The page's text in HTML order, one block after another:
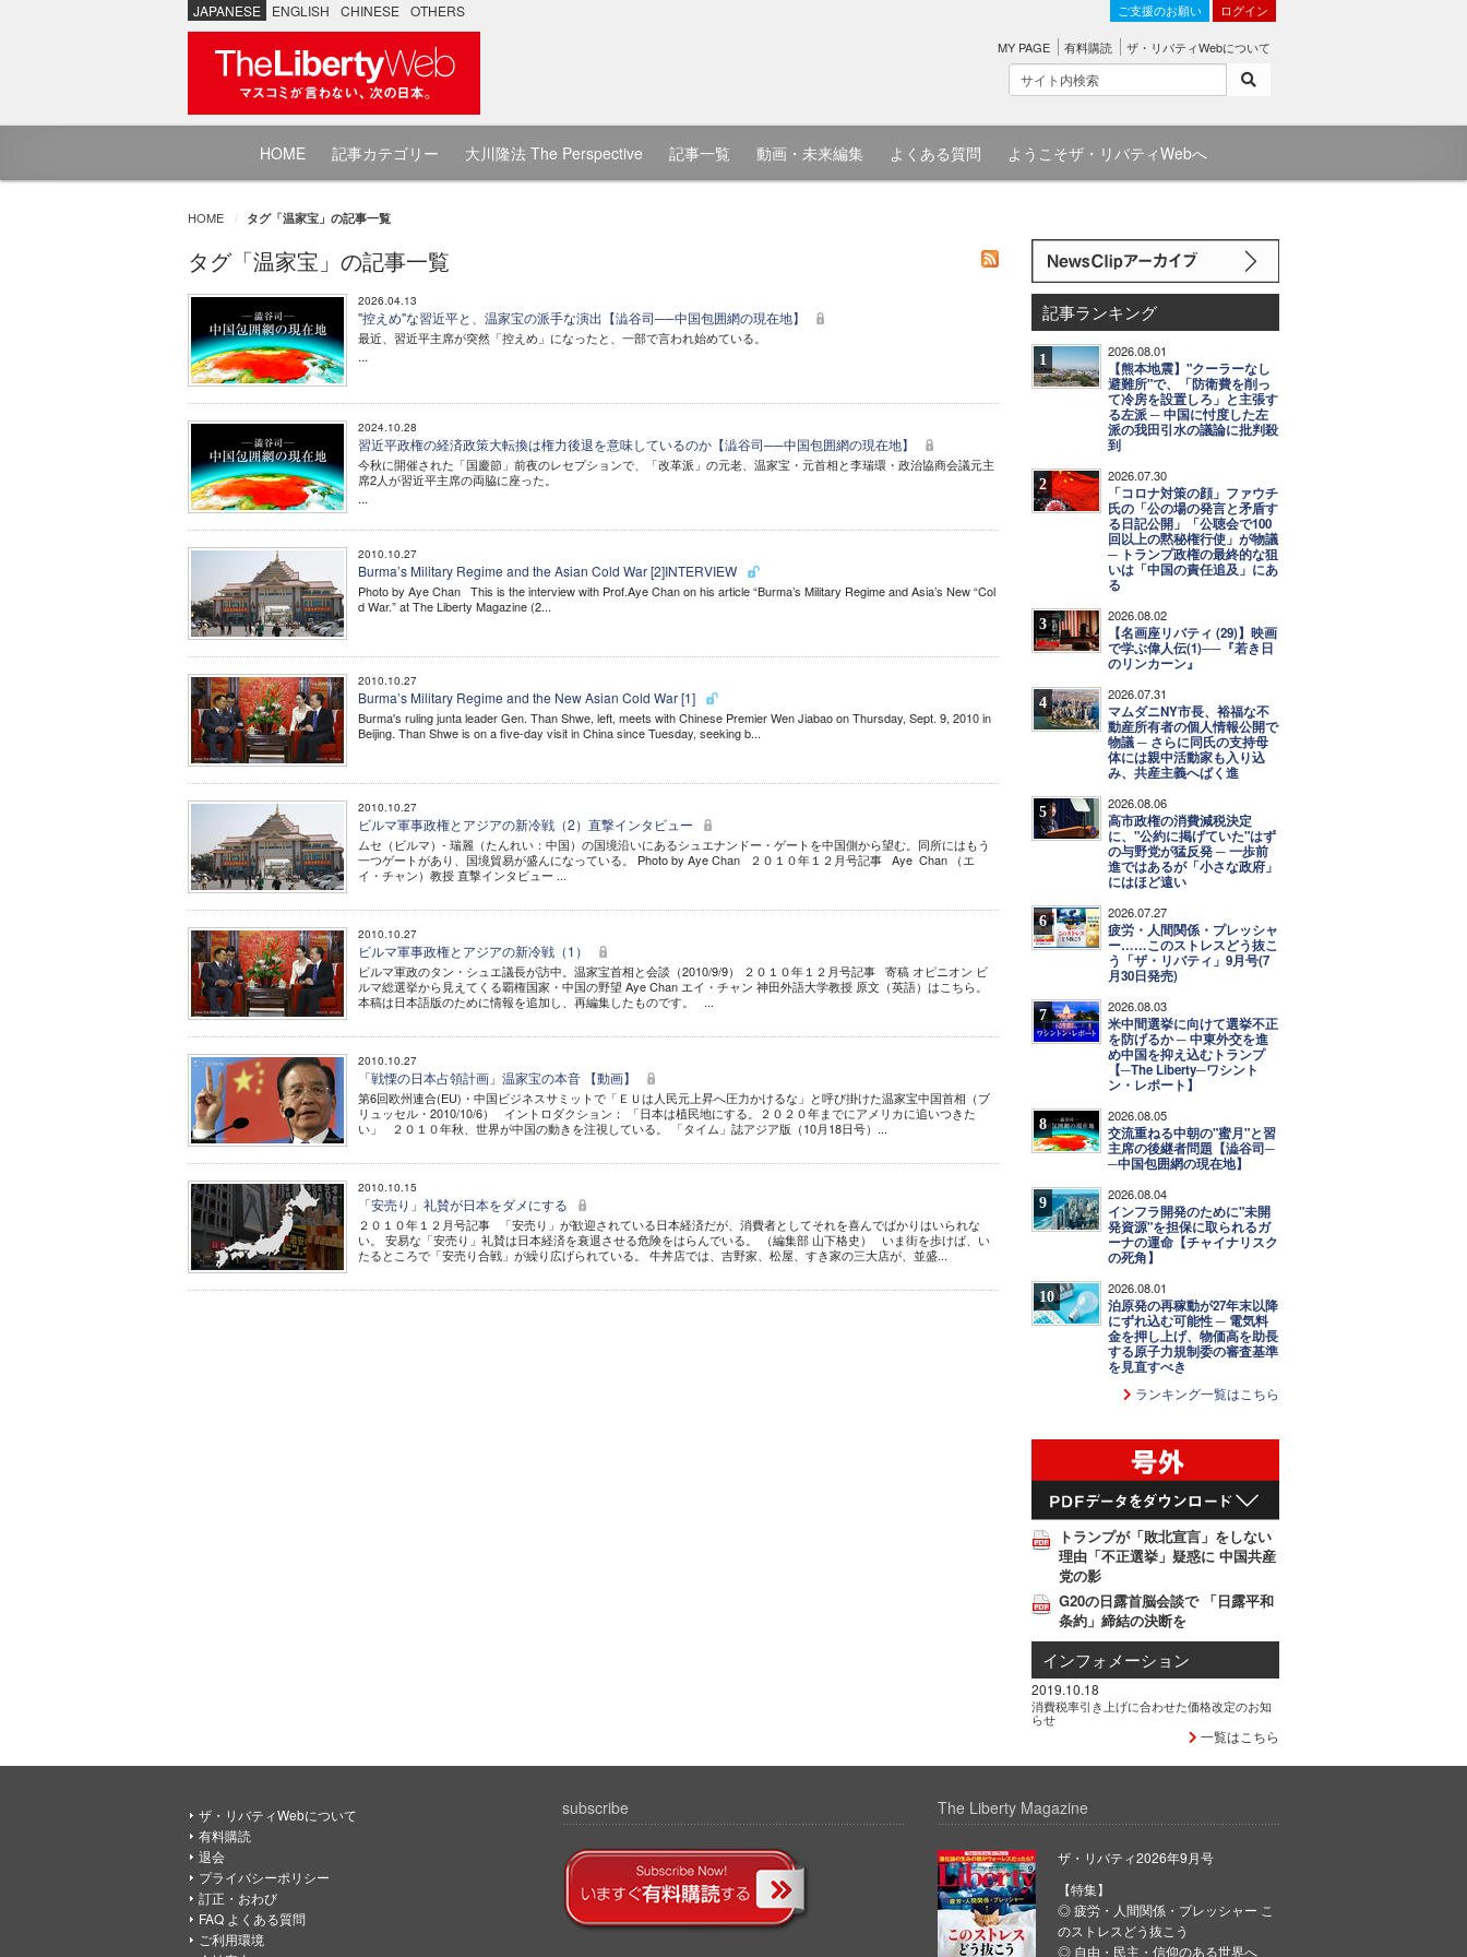
JAPANESE ENGLISH CHINESE OTHERS ご支援のお願い ログイン
MY PAGE 有料購読 ザ・リバティWebについて
HOME 記事カテゴリー 大川隆法 The Perspective 記事一覧 動画・未来編集 よくある質問 ようこそザ・リバティWebへ
HOME タグ「温家宝」の記事一覧
タグ「温家宝」の記事一覧
2026.04.13
"控えめ"な習近平と、温家宝の派手な演出【澁谷司──中国包囲網の現在地】
最近、習近平主席が突然「控えめ」になったと、一部で言われ始めている。
...
2024.10.28
習近平政権の経済政策大転換は権力後退を意味しているのか【澁谷司──中国包囲網の現在地】
今秋に開催された「国慶節」前夜のレセプションで、「改革派」の元老、温家宝・元首相と李瑞環・政治協商会議元主
席2人が習近平主席の両脇に座った。
...
2010.10.27
Burma’s Military Regime and the Asian Cold War [2]INTERVIEW
Photo by Aye Chan This is the interview with Prof.Aye Chan on his article “Burma’s Military Regime and Asia’s New “Col
d War.” at The Liberty Magazine (2...
2010.10.27
Burma’s Military Regime and the New Asian Cold War [1]
Burma's ruling junta leader Gen. Than Shwe, left, meets with Chinese Premier Wen Jiabao on Thursday, Sept. 9, 2010 in
Beijing. Than Shwe is on a five-day visit in China since Tuesday, seeking b...
2010.10.27
ビルマ軍事政権とアジアの新冷戦（2）直撃インタビュー
ムセ（ビルマ）- 瑞麗（たんれい：中国）の国境沿いにあるシュエナンドー・ゲートを中国側から望む。同所にはもう
一つゲートがあり、国境貿易が盛んになっている。 Photo by Aye Chan ２０１０年１２月号記事 Aye Chan （エ
イ・チャン）教授 直撃インタビュー ...
2010.10.27
ビルマ軍事政権とアジアの新冷戦（1）
ビルマ軍政のタン・シュエ議長が訪中。温家宝首相と会談（2010/9/9） ２０１０年１２月号記事 寄稿 オピニオン ビ
ルマ総選挙から見えてくる覇権国家・中国の野望 Aye Chan エイ・チャン 神田外語大学教授 原文（英語）はこちら。
本稿は日本語版のために情報を追加し、再編集したものです。 ...
2010.10.27
「戦慄の日本占領計画」温家宝の本音 【動画】
第6回欧州連合(EU)・中国ビジネスサミットで「ＥＵは人民元上昇へ圧力かけるな」と呼び掛けた温家宝中国首相（ブ
リュッセル・2010/10/6） イントロダクション： 「日本は植民地にする。２０２０年までにアメリカに追いつきた
い」 ２０１０年秋、世界が中国の動きを注視している。 「タイム」誌アジア版（10月18日号）...
2010.10.15
「安売り」礼賛が日本をダメにする
２０１０年１２月号記事 「安売り」が歓迎されている日本経済だが、消費者としてそれを喜んでばかりはいられな
い。 安易な「安売り」礼賛は日本経済を衰退させる危険をはらんでいる。 （編集部 山下格史） いま街を歩けば、い
たるところで「安売り合戦」が繰り広げられている。 牛丼店では、吉野家、松屋、すき家の三大店が、並盛...
記事ランキング
1 2026.08.01
【熊本地震】"クーラーなし
避難所"で、「防衛費を削っ
て冷房を設置しろ」と主張す
る左派 ─ 中国に忖度した左
派の我田引水の議論に批判殺
到
2 2026.07.30
「コロナ対策の顔」ファウチ
氏の「公の場の発言と矛盾す
る日記公開」「公聴会で100
回以上の黙秘権行使」が物議
─ トランプ政権の最終的な狙
いは「中国の責任追及」にあ
る
3 2026.08.02
【名画座リバティ (29)】映画
で学ぶ偉人伝(1)──『若き日
のリンカーン』
4 2026.07.31
マムダニNY市長、裕福な不
動産所有者の個人情報公開で
物議 ─ さらに同氏の支持母
体には親中活動家も入り込
み、共産主義へばく進
5 2026.08.06
高市政権の消費減税決定
に、"公約に掲げていた"はず
の与野党が猛反発 ─ 一歩前
進ではあるが「小さな政府」
にはほど遠い
6 2026.07.27
疲労・人間関係・プレッシャ
ー……このストレスどう抜こ
う「ザ・リバティ」9月号(7
月30日発売)
7 2026.08.03
米中間選挙に向けて選挙不正
を防げるか ─ 中東外交を進
め中国を抑え込むトランプ
【─The Liberty─ワシント
ン・レポート】
8 2026.08.05
交流重ねる中朝の"蜜月"と習
主席の後継者問題【澁谷司─
─中国包囲網の現在地】
9 2026.08.04
インフラ開発のために"未開
発資源"を担保に取られるガ
ーナの運命【チャイナリスク
の死角】
10 2026.08.01
泊原発の再稼動が27年末以降
にずれ込む可能性 ─ 電気料
金を押し上げ、物価高を助長
する原子力規制委の審査基準
を見直すべき
ランキング一覧はこちら
トランプが「敗北宣言」をしない
理由「不正選挙」疑惑に 中国共産
党の影
G20の日露首脳会談で 「日露平和
条約」締結の決断を
インフォメーション
2019.10.18
消費税率引き上げに合わせた価格改定のお知
らせ
一覧はこちら
ザ・リバティWebについて
有料購読
退会
プライバシーポリシー
訂正・おわび
FAQ よくある質問
ご利用環境
subscribe The Liberty Magazine
ザ・リバティ2026年9月号
【特集】
◎ 疲労・人間関係・プレッシャー こ
のストレスどう抜こう
◎ 自由・民主・信仰のある世界へ